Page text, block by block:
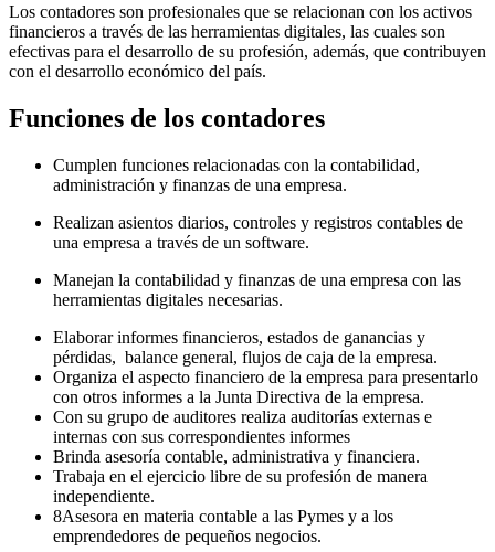
Los contadores son profesionales que se relacionan con los activos
financieros a través de las herramientas digitales, las cuales son
efectivas para el desarrollo de su profesión, además, que contribuyen
con el desarrollo económico del país.
Funciones de los contadores
Cumplen funciones relacionadas con la contabilidad,
administración y finanzas de una empresa.
Realizan asientos diarios, controles y registros contables de
una empresa a través de un software.
Manejan la contabilidad y finanzas de una empresa con las
herramientas digitales necesarias.
Elaborar informes financieros, estados de ganancias y
pérdidas, balance general, flujos de caja de la empresa.
Organiza el aspecto financiero de la empresa para presentarlo
con otros informes a la Junta Directiva de la empresa.
Con su grupo de auditores realiza auditorías externas e
internas con sus correspondientes informes
Brinda asesoría contable, administrativa y financiera.
Trabaja en el ejercicio libre de su profesión de manera
independiente.
8Asesora en materia contable a las Pymes y a los
emprendedores de pequeños negocios.